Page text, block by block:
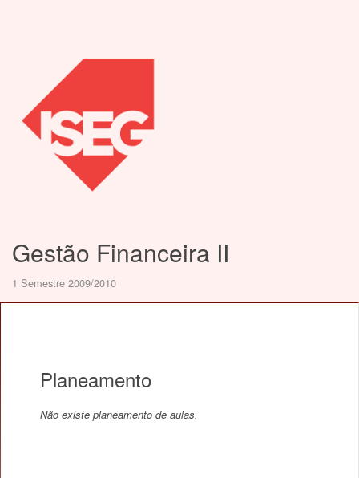
Gestão Financeira II
1 Semestre 2009/2010
Planeamento
Não existe planeamento de aulas.